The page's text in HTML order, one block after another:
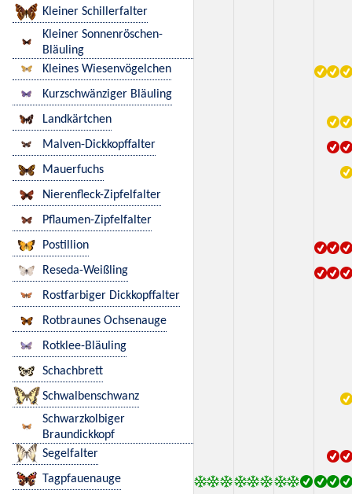
Kleiner Schillerfalter
Kleiner Sonnenröschen-
Bläuling
Kleines Wiesenvögelchen
Kurzschwänziger Bläuling
Landkärtchen
Malven-Dickkopffalter
Mauerfuchs
Nierenfleck-Zipfelfalter
Pflaumen-Zipfelfalter
Postillion
Reseda-Weißling
Rostfarbiger Dickkopffalter
Rotbraunes Ochsenauge
Rotklee-Bläuling
Schachbrett
Schwalbenschwanz
Schwarzkolbiger
Braundickkopf
Segelfalter
Tagpfauenauge